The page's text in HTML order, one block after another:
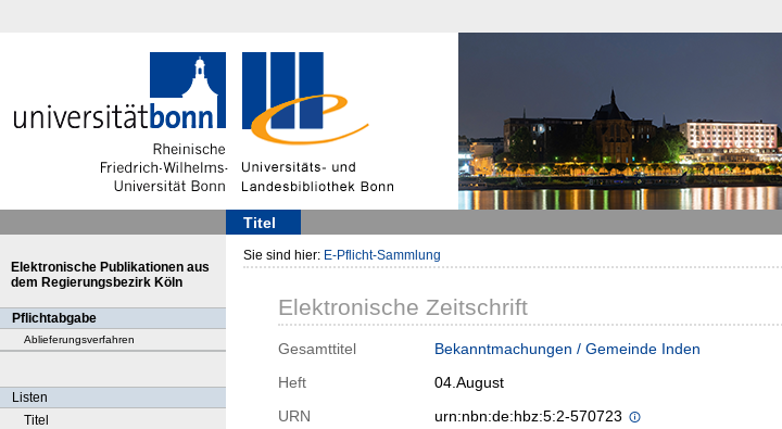
Titel
Elektronische Publikationen aus
dem Regierungsbezirk Köln
Pflichtabgabe
Ablieferungsverfahren
Listen
Titel
Sie sind hier: E-Pflicht-Sammlung
Elektronische Zeitschrift
Gesamttitel
Bekanntmachungen / Gemeinde Inden
Heft
04.August
URN
urn:nbn:de:hbz:5:2-570723